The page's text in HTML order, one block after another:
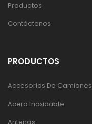
Productos
Contáctenos
PRODUCTOS
Accesorios De Camiones
Acero Inoxidable